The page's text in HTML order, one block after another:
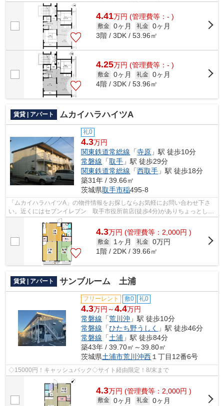
4.41万円 (管理費等：- )
敷金 0ヶ月 礼金 0ヶ月
3階 / 3DK / 53.96㎡
4.25万円 (管理費等：- )
敷金 0ヶ月 礼金 0ヶ月
4階 / 3DK / 53.96㎡
賃貸 | アパート ムカイハラハイツA
礼0
4.3万円
関東鉄道常総線 「寺原 」駅 徒歩10分
常磐線 「取手 」駅 徒歩29分
関東鉄道常総線 「西取手 」駅 徒歩18分
築31年 / 39.66㎡
茨城県取手市稲495-8
「ムカイハラハイツA」の物件情報をお探しならお気軽にお問い合わせ下さ
い。近くにはセブンイレブン 取手市役所前店(徒歩4分)がありちょっとした
買い物に便利です。こちらの物件はア...
4.3万円 (管理費等：2,000円 )
敷金 1ヶ月 礼金 0万円
1階 / 2DK / 39.66㎡
賃貸 | アパート サンブルーム 土浦
フリーレント 敷0 礼0
4.3万円～4.4万円
常磐線 「荒川沖 」駅 徒歩10分
常磐線 「ひたち野うしく
」駅 徒歩46分
常磐線 「土浦 」駅 徒歩84分
築43年 / 39.70㎡～39.80㎡
茨城県土浦市荒川沖西１丁目12番6号
◇15000円！キャッシュバック◇サイト経由限定！8/末まで
4.3万円 (管理費等：2,000円 )
敷金 0ヶ月 礼金 0ヶ月